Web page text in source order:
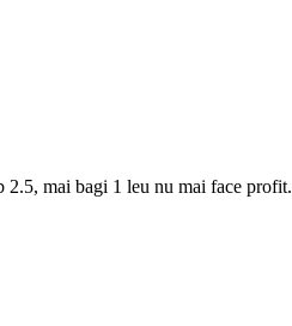
2.5, mai bagi 1 leu nu mai face profit.